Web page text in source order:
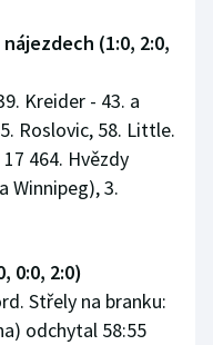
(1:0, 2:0,
Kreider - 43. a
Roslovic, 58. Little.
464. Hvězdy
Winnipeg), 3.
0:0, 2:0)
Střely na branku:
odchytal 58:55